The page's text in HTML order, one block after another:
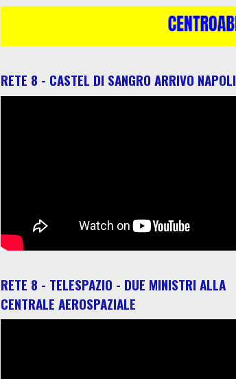
RETE 8 - CASTEL DI SANGRO ARRIVO NAPOLI
RETE 8 - TELESPAZIO - DUE MINISTRI ALLA
CENTRALE AEROSPAZIALE